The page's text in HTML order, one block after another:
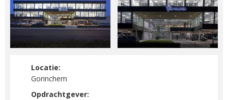
Locatie:
Gorinchem
Opdrachtgever: